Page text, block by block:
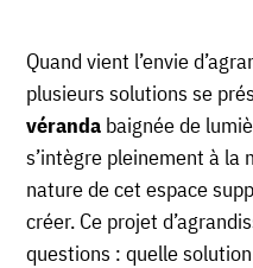
Quand vient l’envie
plusieurs solutions se
véranda baignée de
s’intègre pleinement à la
nature de cet espace
créer. Ce projet
questions : quelle